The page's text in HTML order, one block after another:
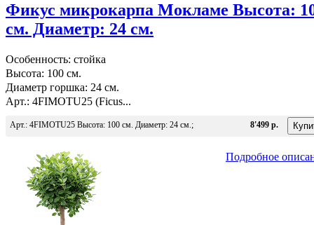
Фикус микрокарпа Мокламе Высота:
см. Диаметр: 24 см.
Особенность: стойка
Высота: 100 см.
Диаметр горшка: 24 см.
Арт.: 4FIMOTU25 (Ficus...
Арт.: 4FIMOTU25 Высота: 100 см. Диаметр: 24 см.; 8'499 р.
Подробное